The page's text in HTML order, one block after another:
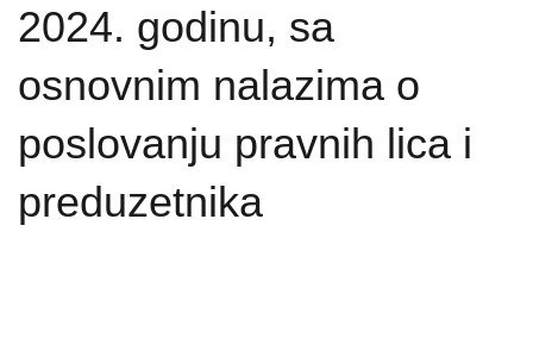
2024. godinu, sa
osnovnim nalazima o
poslovanju pravnih lica i
preduzetnika